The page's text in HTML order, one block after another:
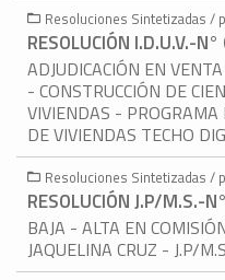
Resoluciones Sintetizadas /
RESOLUCIÓN I.D.U.V.-
ADJUDICACIÓN EN
- CONSTRUCCIÓN DE
VIVIENDAS - PROGRAMA
DE VIVIENDAS TECHO
Resoluciones Sintetizadas /
RESOLUCIÓN J.P/
BAJA - ALTA EN
JAQUELINA CRUZ - J.P/